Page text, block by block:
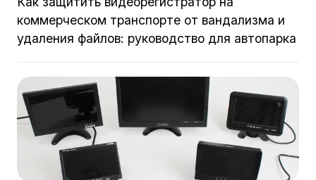
коммерческом транспорте от вандализма и
удаления файлов: руководство для автопарка